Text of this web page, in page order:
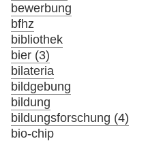
bewerbung
bfhz
bibliothek
bier (3)
bilateria
bildgebung
bildung
bildungsforschung (4)
bio-chip